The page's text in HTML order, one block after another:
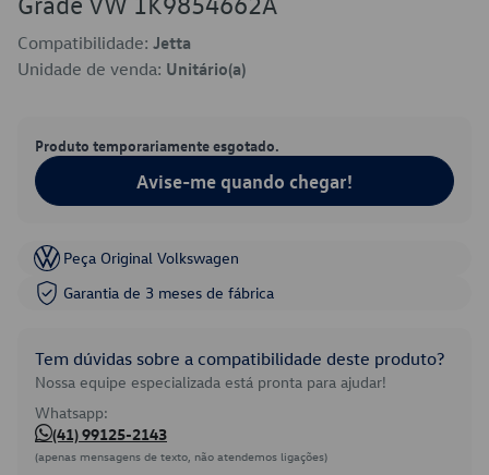
Compatibilidade: Jetta
Unidade de venda: Unitário(a)
Produto temporariamente esgotado.
Avise-me quando chegar!
Peça Original Volkswagen
Garantia de 3 meses de fábrica
Tem dúvidas sobre a compatibilidade deste produto?
Nossa equipe especializada está pronta para ajudar!
Whatsapp:
(41) 99125-2143
(apenas mensagens de texto, não atendemos ligações)